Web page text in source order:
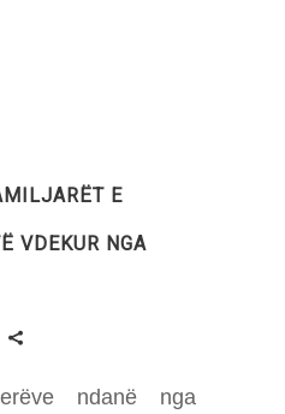
E
VDEKUR NGA
ndanë nga